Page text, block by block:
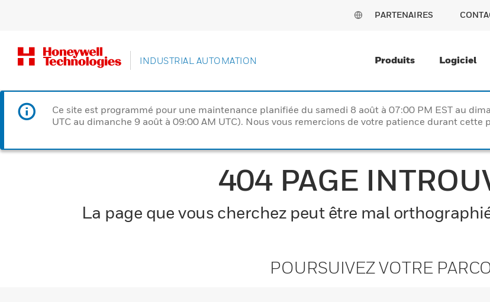
PARTENAIRES
INDUSTRIAL AUTOMATION Produits Logiciel
Ce site est programmé pour une maintenance planifiée du samedi 8 août à 07:00 PM EST au
UTC au dimanche 9 août à 09:00 AM UTC). Nous vous remercions de votre patience durant cette
404 PAGE
La page que vous cherchez peut être mal
POURSUIVEZ VOTRE